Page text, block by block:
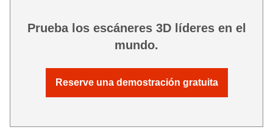
Prueba los escáneres 3D líderes en el
mundo.
Reserve una demostración gratuita